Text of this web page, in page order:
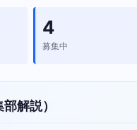
4
募集中
解説）